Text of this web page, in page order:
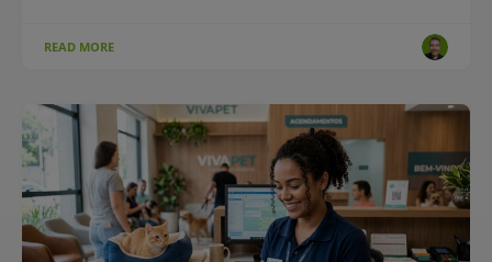
READ MORE